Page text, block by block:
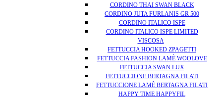
CORDINO THAI SWAN BLACK
CORDINO JUTA FURLANIS GR 500
CORDINO ITALICO ISPE
CORDINO ITALICO ISPE LIMITED
VISCOSA
FETTUCCIA HOOKED ZPAGETTI
FETTUCCIA FASHION LAMÈ WOOLOVE
FETTUCCIA SWAN LUX
FETTUCCIONE BERTAGNA FILATI
FETTUCCIONE LAMÈ BERTAGNA FILATI
HAPPY TIME HAPPYFIL